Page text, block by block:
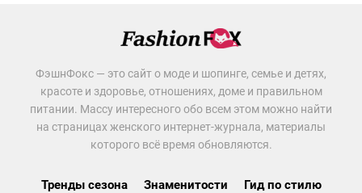
ФэшнФокс — это сайт о моде и шопинге, семье и детях,
красоте и здоровье, отношениях, доме и правильном
питании. Массу интересного обо всем этом можно найти
на страницах женского интернет-журнала, материалы
которого всё время обновляются.
Тренды сезона Знаменитости Гид по стилю